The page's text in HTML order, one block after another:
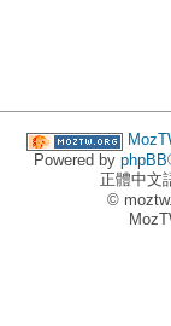
Powered by phpBB
正體中文
©